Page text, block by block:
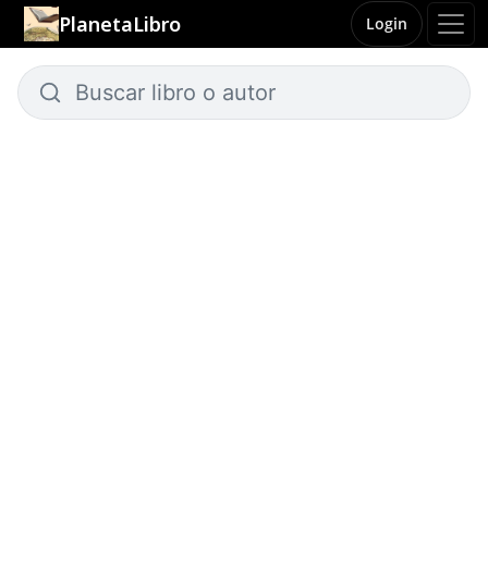
PlanetaLibro Login